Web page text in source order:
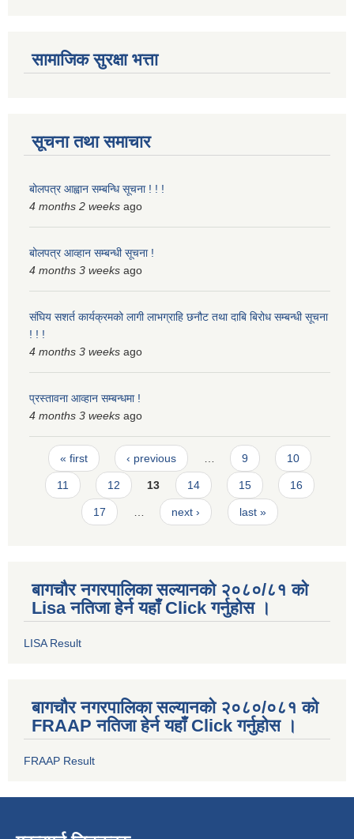
सामाजिक सुरक्षा भत्ता
सूचना तथा समाचार
बोलपत्र आह्वान सम्बन्धि सूचना ! ! !
4 months 2 weeks ago
बोलपत्र आव्हान सम्बन्धी सूचना !
4 months 3 weeks ago
संघिय सशर्त कार्यक्रमको लागी लाभग्राहि छनौट तथा दाबि बिरोध सम्बन्धी सूचना
! ! !
4 months 3 weeks ago
प्रस्तावना आव्हान सम्बन्धमा !
4 months 3 weeks ago
Pages
« first ‹ previous … 9 10
11 12 13 14 15 16
17 … next › last »
बागचौर नगरपालिका सल्यानको २०८०/८१ को
Lisa नतिजा हेर्न यहाँ Click गर्नुहोस ।
LISA Result
बागचौर नगरपालिका सल्यानको २०८०/०८१ को
FRAAP नतिजा हेर्न यहाँ Click गर्नुहोस ।
FRAAP Result